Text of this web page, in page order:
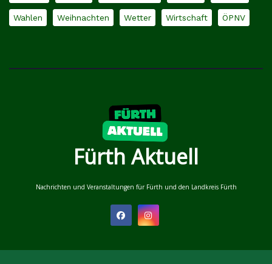
Wahlen Weihnachten Wetter Wirtschaft ÖPNV
Fürth Aktuell
Nachrichten und Veranstaltungen für Fürth und den Landkreis Fürth